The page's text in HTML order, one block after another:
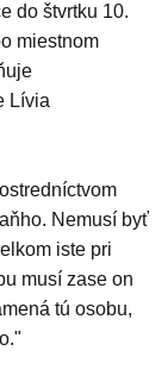
do štvrtku 10.
miestnom
Lívia
Nemusí byť
iste pri
musí zase on
tú osobu,